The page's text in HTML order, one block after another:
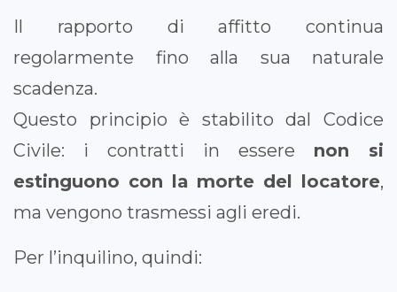
Il rapporto di affitto continua
regolarmente fino alla sua naturale
scadenza.
Questo principio è stabilito dal Codice
Civile: i contratti in essere non si
estinguono con la morte del locatore,
ma vengono trasmessi agli eredi.
Per l’inquilino, quindi: